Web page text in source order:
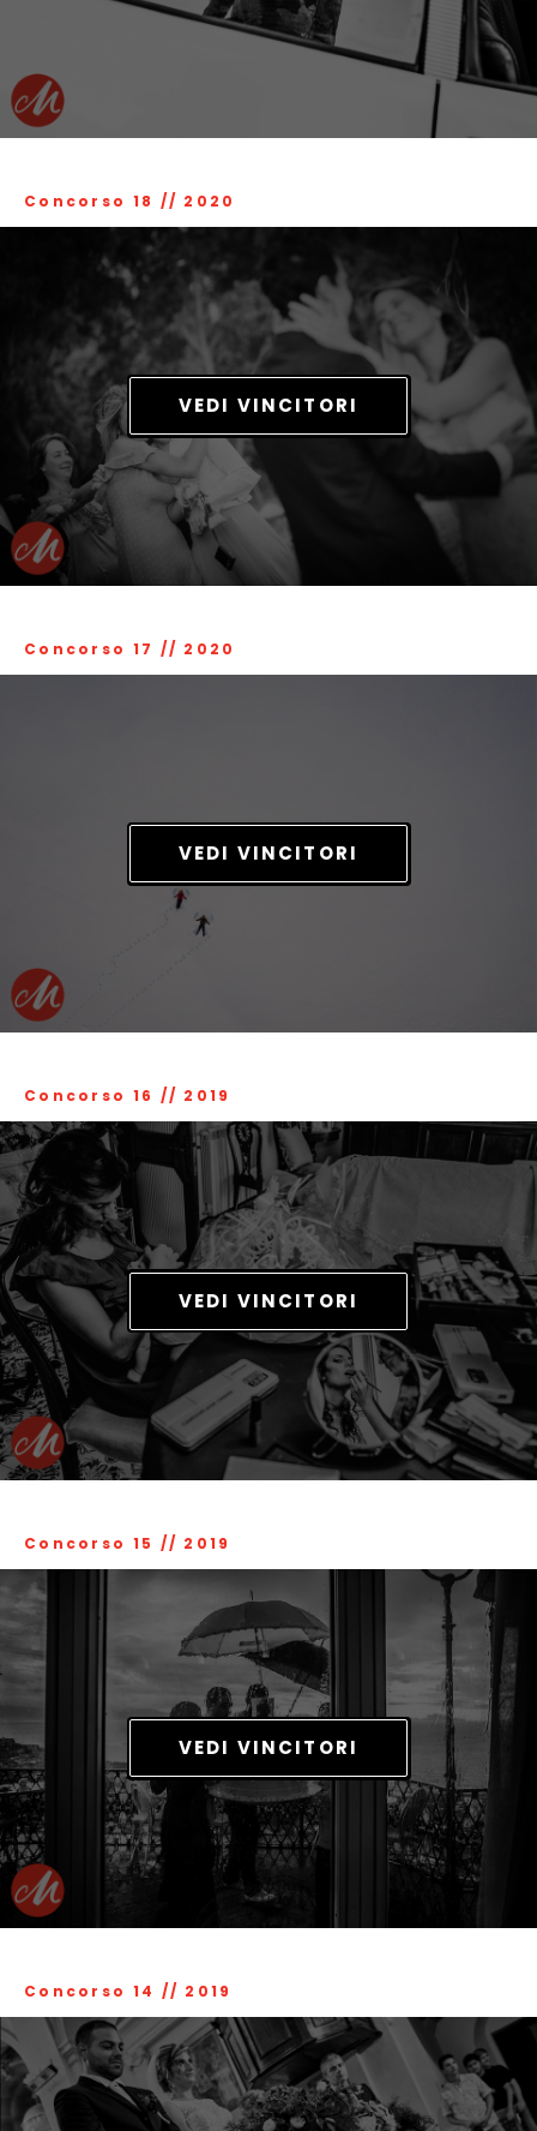
Concorso 18 // 2020
VEDI VINCITORI
Concorso 17 // 2020
VEDI VINCITORI
Concorso 16 // 2019
VEDI VINCITORI
Concorso 15 // 2019
VEDI VINCITORI
Concorso 14 // 2019